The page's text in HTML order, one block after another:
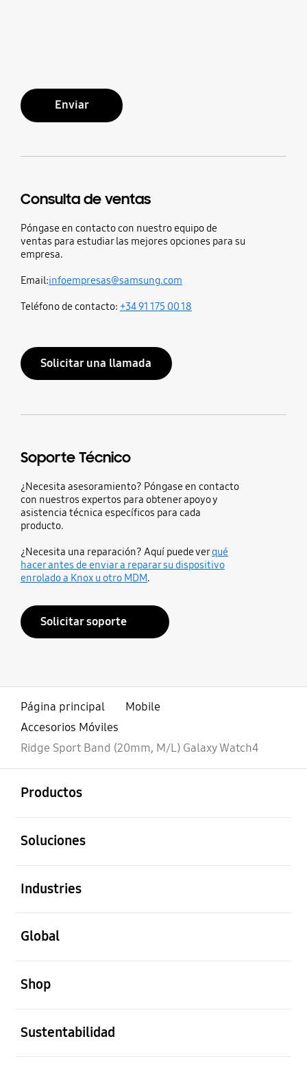
Enviar
Consulta de ventas
Póngase en contacto con nuestro equipo de
ventas para estudiar las mejores opciones para su
empresa.
Email:infoempresas@samsung.com
Teléfono de contacto: +34 91 175 00 18
Solicitar una llamada
Soporte Técnico
¿Necesita asesoramiento? Póngase en contacto
con nuestros expertos para obtener apoyo y
asistencia técnica específicos para cada
producto.
¿Necesita una reparación? Aquí puede verqué
hacer antes de enviar a reparar su dispositivo
enrolado a Knox u otro MDM.
Solicitar soporte
Página principal
Mobile
Accesorios Móviles
Ridge Sport Band (20mm, M/L) Galaxy Watch4
Productos
Soluciones
Industries
Global
Shop
Sustentabilidad